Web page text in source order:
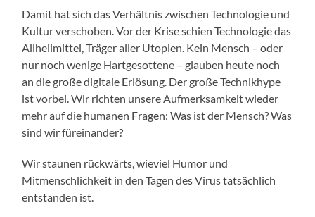
Damit hat sich das Verhältnis zwischen Technologie und
Kultur verschoben. Vor der Krise schien Technologie das
Allheilmittel, Träger aller Utopien. Kein Mensch – oder
nur noch wenige Hartgesottene – glauben heute noch
an die große digitale Erlösung. Der große Technikhype
ist vorbei. Wir richten unsere Aufmerksamkeit wieder
mehr auf die humanen Fragen: Was ist der Mensch? Was
sind wir füreinander?
Wir staunen rückwärts, wieviel Humor und
Mitmenschlichkeit in den Tagen des Virus tatsächlich
entstanden ist.